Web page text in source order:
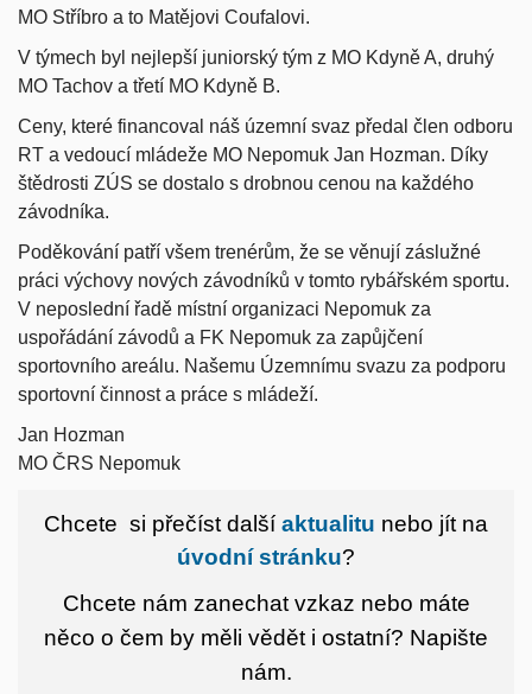
MO Stříbro a to Matějovi Coufalovi.
V týmech byl nejlepší juniorský tým z MO Kdyně A, druhý
MO Tachov a třetí MO Kdyně B.
Ceny, které financoval náš územní svaz předal člen odboru
RT a vedoucí mládeže MO Nepomuk Jan Hozman. Díky
štědrosti ZÚS se dostalo s drobnou cenou na každého
závodníka.
Poděkování patří všem trenérům, že se věnují záslužné
práci výchovy nových závodníků v tomto rybářském sportu.
V neposlední řadě místní organizaci Nepomuk za
uspořádání závodů a FK Nepomuk za zapůjčení
sportovního areálu. Našemu Územnímu svazu za podporu
sportovní činnost a práce s mládeží.
Jan Hozman
MO ČRS Nepomuk
Chcete si přečíst další aktualitu nebo jít na
úvodní stránku?
Chcete nám zanechat vzkaz nebo máte
něco o čem by měli vědět i ostatní? Napište
nám.